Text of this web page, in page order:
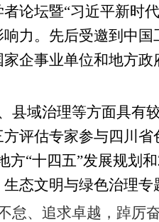
论坛暨“习近平新时
力。先后受邀到中
企事业单位和地方
县域治理等方面具有
评估专家参与四川
“十四五”发展规划
态文明与绿色治理专
怠、追求卓越，踔厉